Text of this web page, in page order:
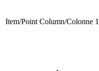
Item/Point Column/Colonne 1